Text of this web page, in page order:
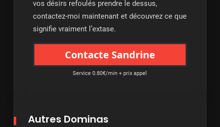
vos désirs refoulés prendre le dessus,
contactez-moi maintenant et découvrez ce que
signifie vraiment l’extase.
Contacte Sandrine
Service 0.80€/min + prix appel
Autres Dominas